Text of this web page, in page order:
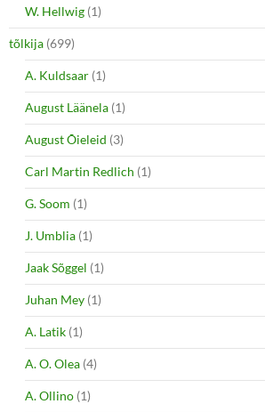
W. Hellwig (1)
tõlkija (699)
A. Kuldsaar (1)
August Läänela (1)
August Õieleid (3)
Carl Martin Redlich (1)
G. Soom (1)
J. Umblia (1)
Jaak Sõggel (1)
Juhan Mey (1)
A. Latik (1)
A. O. Olea (4)
A. Ollino (1)